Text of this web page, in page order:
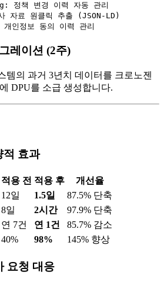
책 변경 이력 자동 관리
료 원클릭 추출 (JSON-LD)
레이션 (2주)
템의 과거 3년치 데이터를 크로노젠
DPU를 소급 생성합니다.
적 효과
적용 전 적용 후
개선율
12일 1.5일
87.5% 단축
8일 2시간
97.9% 단축
연 7건 연 1건
85.7% 감소
40% 98% 145% 향상
요청 대응